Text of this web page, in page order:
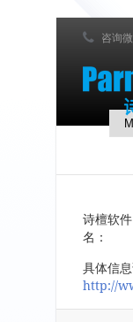
咨询
7 x 24 在
诗檀软
名：
具体信
http://